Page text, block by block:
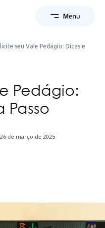
seu Vale Pedágio: Dicas e
Pedágio:
Passo
26 de março de 2025